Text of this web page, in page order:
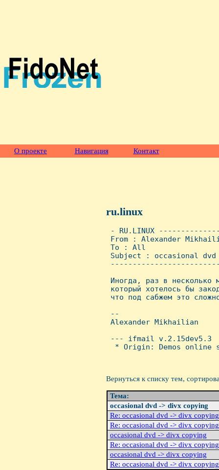
О проекте Навигация Контакт
ru.linux
- RU.LINUX
From : Alexander
To : All
Subject : occasional
Иногда, раз в несколько
который хотелось бы
что под сабжем это
--
Alexander Mikhailian
--- ifmail v.2.15dev5.3
* Origin: Demos online
Вернуться к списку тем,
Тема:
occasional dvd -> divx copying
Re: occasional dvd -> divx copying
Re: occasional dvd -> divx copying
occasional dvd -> divx copying
Re: occasional dvd -> divx copying
occasional dvd -> divx copying
Re: occasional dvd -> divx copying